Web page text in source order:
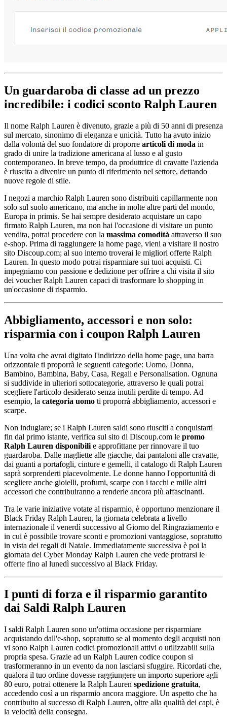
Un guardaroba di classe ad un prezzo
incredibile: i codici sconto Ralph Lauren
Il nome Ralph Lauren è divenuto, grazie a più di 50 anni di presenza
sul mercato, sinonimo di eleganza e unicità. Tutto ha avuto inizio
dalla volontà del suo fondatore di proporre articoli di moda in
grado di unire la tradizione americana al lusso e al gusto
contemporaneo. In breve tempo, da produttrice di cravatte l'azienda
è riuscita a divenire un punto di riferimento nel settore, dettando
nuove regole di stile.
I negozi a marchio Ralph Lauren sono distribuiti capillarmente non
solo sul suolo americano, ma anche in molte altre parti del mondo,
Europa in primis. Se hai sempre desiderato acquistare un capo
firmato Ralph Lauren, ma non hai l'occasione di visitare un punto
vendita, potrai procedere con la massima comodità attraverso il suo
e-shop. Prima di raggiungere la home page, vieni a visitare il nostro
sito Discoup.com; al suo interno troverai le migliori offerte Ralph
Lauren. In questo modo potrai risparmiare sui tuoi acquisti. Ci
impegniamo con passione e dedizione per offrire a chi visita il sito
dei voucher Ralph Lauren capaci di trasformare lo shopping in
un'occasione di risparmio.
Abbigliamento, accessori e non solo:
risparmia con i coupon Ralph Lauren
Una volta che avrai digitato l'indirizzo della home page, una barra
orizzontale ti proporrà le seguenti categorie: Uomo, Donna,
Bambino, Bambina, Baby, Casa, Regali e Personalisation. Ognuna
si suddivide in ulteriori sottocategorie, attraverso le quali potrai
scegliere l'articolo desiderato senza inutili perdite di tempo. Ad
esempio, la categoria uomo ti proporrà abbigliamento, accessori e
scarpe.
Non indugiare; se i Ralph Lauren saldi sono riusciti a conquistarti
fin dal primo istante, verifica sul sito di Discoup.com le promo
Ralph Lauren disponibili e approfittane per rinnovare il tuo
guardaroba. Dalle magliette alle giacche, dai pantaloni alle cravatte,
dai guanti a portafogli, cinture e gemelli, il catalogo di Ralph Lauren
saprà sorprenderti piacevolmente. Le donne hanno l'opportunità di
scegliere anche gioielli, profumi, scarpe con i tacchi e mille altri
accessori che contribuiranno a renderle ancora più affascinanti.
Tra le varie iniziative votate al risparmio, è opportuno menzionare il
Black Friday Ralph Lauren, la giornata celebrata a livello
internazionale il venerdì successivo al Giorno del Ringraziamento e
in cui è possibile trovare sconti e promozioni vantaggiose, sopratutto
in vista dei regali di Natale. Immediatamente successiva è poi la
giornata del Cyber Monday Ralph Lauren che vede protrarsi le
offerte fino al lunedì successivo al Black Friday.
I punti di forza e il risparmio garantito
dai Saldi Ralph Lauren
I saldi Ralph Lauren sono un'ottima occasione per risparmiare
acquistando dall'e-shop, sopratutto se al momento degli acquisti non
vi sono Ralph Lauren codici promozionali attivi o utilizzabili sulla
propria spesa. Grazie ad un Ralph Lauren codice coupon si
trasformeranno in un evento da non lasciarsi sfuggire. Ricordati che,
qualora il tuo ordine dovesse raggiungere un importo superiore agli
80 euro, potrai ottenere la Ralph Lauren spedizione gratuita,
accedendo così a un risparmio ancora maggiore. Un aspetto che ha
contribuito al successo di Ralph Lauren, oltre alla qualità dei capi, è
la velocità della consegna.